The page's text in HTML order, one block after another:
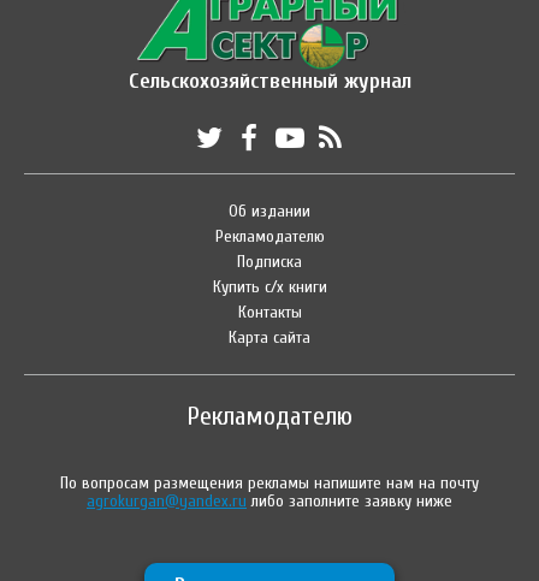
Сельскохозяйственный журнал
Об издании
Рекламодателю
Подписка
Купить с/х книги
Контакты
Карта сайта
Рекламодателю
По вопросам размещения рекламы напишите нам на почту
agrokurgan@yandex.ru либо заполните заявку ниже